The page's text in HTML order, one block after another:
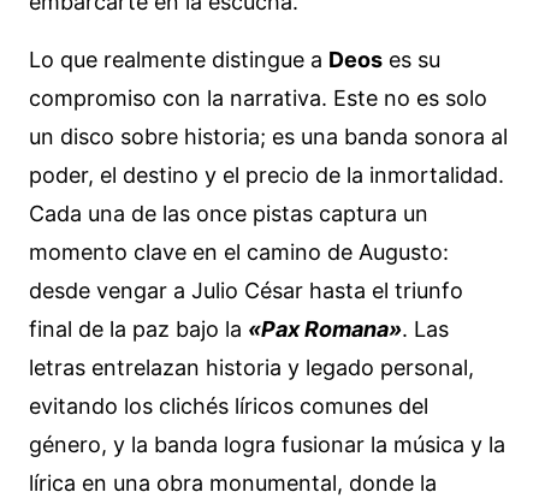
Lo que realmente distingue a Deos es su
compromiso con la narrativa. Este no es solo
un disco sobre historia; es una banda sonora al
poder, el destino y el precio de la inmortalidad.
Cada una de las once pistas captura un
momento clave en el camino de Augusto:
desde vengar a Julio César hasta el triunfo
final de la paz bajo la «Pax Romana». Las
letras entrelazan historia y legado personal,
evitando los clichés líricos comunes del
género, y la banda logra fusionar la música y la
lírica en una obra monumental, donde la